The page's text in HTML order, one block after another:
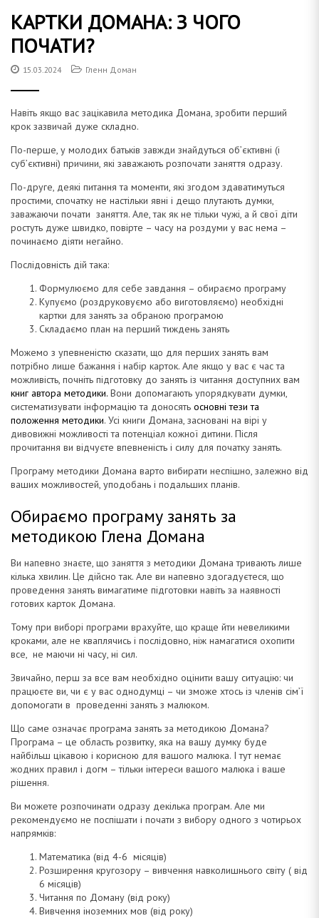
г
а
і
ю
Д
о
м
а
н
КАРТКИ ДОМАНА: З ЧОГО
ПОЧАТИ?
15.03.2024 Гленн Доман
Навіть якщо вас зацікавила методика Домана, зробити перший
крок зазвичай дуже складно.
По-перше, у молодих батьків завжди знайдуться об’єктивні (і
суб’єктивні) причини, які заважають розпочати заняття одразу.
По-друге, деякі питання та моменти, які згодом здаватимуться
простими, спочатку не настільки явні і дещо плутають думки,
заважаючи почати заняття. Але, так як не тільки чужі, а й свої діти
ростуть дуже швидко, повірте – часу на роздуми у вас нема –
починаємо діяти негайно.
Послідовність дій така:
Формулюємо для себе завдання – обираємо програму
Купуємо (роздруковуємо або виготовляємо) необхідні
картки для занять за обраною програмою
Складаємо план на перший тиждень занять
Можемо з упевненістю сказати, що для перших занять вам
потрібно лише бажання і набір карток. Але якщо у вас є час та
можливість, почніть підготовку до занять із читання доступних вам
книг автора методики. Вони допомагають упорядкувати думки,
систематизувати інформацію та доносять основні тези та
положення методики. Усі книги Домана, засновані на вірі у
дивовижні можливості та потенціал кожної дитини. Після
прочитання ви відчуєте впевненість і силу для початку занять.
Програму методики Домана варто вибирати неспішно, залежно від
ваших можливостей, уподобань і подальших планів.
Обираємо програму занять за
методикою Глена Домана
Ви напевно знаєте, що заняття з методики Домана тривають лише
кілька хвилин. Це дійсно так. Але ви напевно здогадуєтеся, що
проведення занять вимагатиме підготовки навіть за наявності
готових карток Домана.
Тому при виборі програми врахуйте, що краще йти невеликими
кроками, але не кваплячись і послідовно, ніж намагатися охопити
все, не маючи ні часу, ні сил.
Звичайно, перш за все вам необхідно оцінити вашу ситуацію: чи
працюєте ви, чи є у вас однодумці – чи зможе хтось із членів сім’ї
допомогати в проведенні занять з малюком.
Що саме означає програма занять за методикою Домана?
Програма – це область розвитку, яка на вашу думку буде
найбільш цікавою і корисною для вашого малюка. І тут немає
жодних правил і догм – тільки інтереси вашого малюка і ваше
рішення.
Ви можете розпочинати одразу декілька програм. Але ми
рекомендуємо не поспішати і почати з вибору одного з чотирьох
напрямків:
Математика (від 4-6 місяців)
Розширення кругозору – вивчення навколишнього світу ( від
6 місяців)
Читання по Доману (від року)
Вивчення іноземних мов (від року)